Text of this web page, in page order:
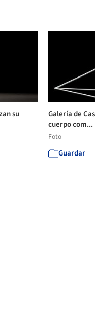
su
Galería de
cuerpo com...
Foto
Guardar